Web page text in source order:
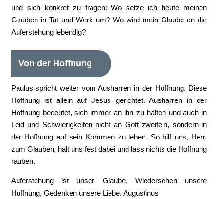
und sich konkret zu fragen: Wo setze ich heute meinen
Glauben in Tat und Werk um? Wo wird mein Glaube an die
Auferstehung lebendig?
Von der Hoffnung
Paulus spricht weiter vom Ausharren in der Hoffnung. Diese
Hoffnung ist allein auf Jesus gerichtet. Ausharren in der
Hoffnung bedeutet, sich immer an ihn zu halten und auch in
Leid und Schwierigkeiten nicht an Gott zweifeln, sondern in
der Hoffnung auf sein Kommen zu leben. So hilf uns, Herr,
zum Glauben, halt uns fest dabei und lass nichts die Hoffnung
rauben.
Auferstehung ist unser Glaube, Wiedersehen unsere
Hoffnung, Gedenken unsere Liebe. Augustinus